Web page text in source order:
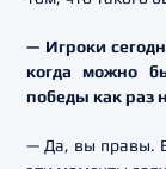
— Игроки
когда можно
победы как раз
— Да, вы правы.